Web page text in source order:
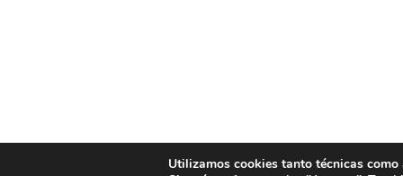
Utilizamos cookies tanto técnicas